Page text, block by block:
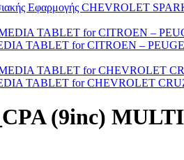
Εφαρμογής CHEVROLET
TABLET for CITROEN –
TABLET for CHEVROLET
(9inc)